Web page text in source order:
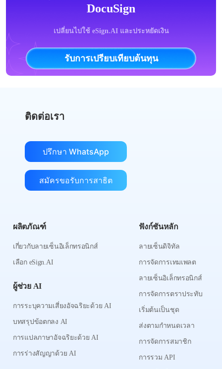
DocuSign
เปลี่ยนไปใช้ eSign.AI และประหยัดเงิน
รับการเปรียบเทียบต้นทุน
ติดต่อเรา
ปรึกษา WhatsApp
สมัครขอรับการสาธิต
ผลิตภัณฑ์
เกี่ยวกับลายเซ็นอิเล็กทรอนิกส์
เลือก eSign.AI
ผู้ช่วย AI
การระบุความเสี่ยงอัจฉริยะด้วย AI
บทสรุปข้อตกลง AI
การแปลภาษาอัจฉริยะด้วย AI
การร่างสัญญาด้วย AI
ฟังก์ชันหลัก
ลายเซ็นดิจิทัล
การจัดการเทมเพลต
ลายเซ็นอิเล็กทรอนิกส์
การจัดการตราประทับ
เริ่มต้นเป็นชุด
ส่งตามกำหนดเวลา
การจัดการสมาชิก
การรวม API